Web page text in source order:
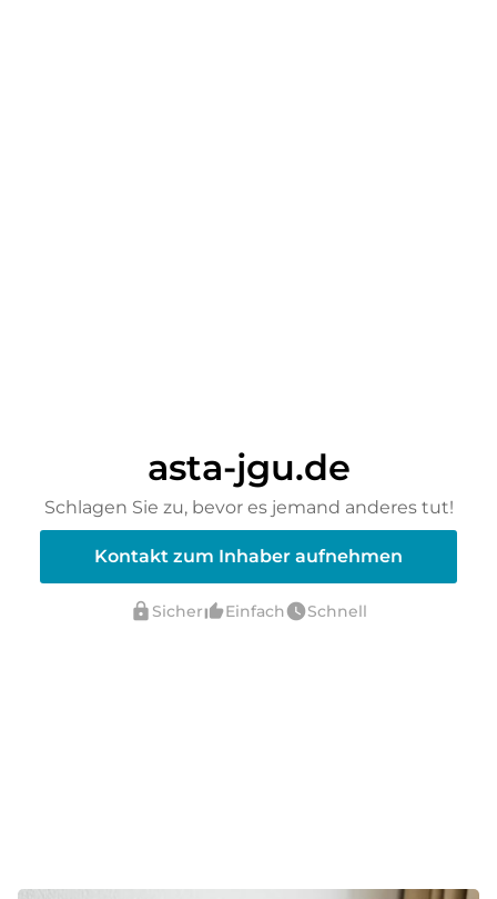
asta-jgu.de
Schlagen Sie zu, bevor es jemand anderes tut!
Kontakt zum Inhaber aufnehmen
lock Sicherthumb_up_altEinfachwatch_laterSchnell